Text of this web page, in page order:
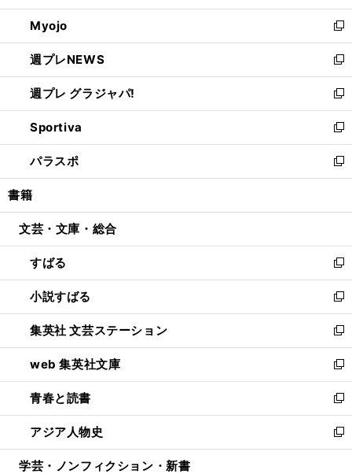
開
く
ウ
で
開
く
ン
ド
ウ
で
開
く
ウ
ィ
ン
ド
ウ
で
開
く
Myojo
新
し
い
ウ
ィ
ン
ド
ウ
で
開
週プレNEWS
新
し
い
ウ
ィ
ン
ド
ウ
開
週プレ グラジャパ!
新
し
い
ウ
ィ
ン
ウ
開
く
Sportiva
新
し
い
ウ
ン
ウ
で
開
く
パラスポ
新
し
ウ
ン
ド
ウ
で
開
く
書籍
文芸・文庫・総合
すばる
新
し
い
ウ
ィ
ン
ド
ウ
で
開
く
小説すばる
新
し
い
ウ
ィ
ン
ド
ウ
で
開
集英社 文芸ステーション
新
し
い
ウ
ィ
ン
ド
ウ
web 集英社文庫
新
し
い
ウ
ィ
ン
青春と読書
新
し
い
ウ
アジア人物史
新
し
学芸・ノンフィクション・新書